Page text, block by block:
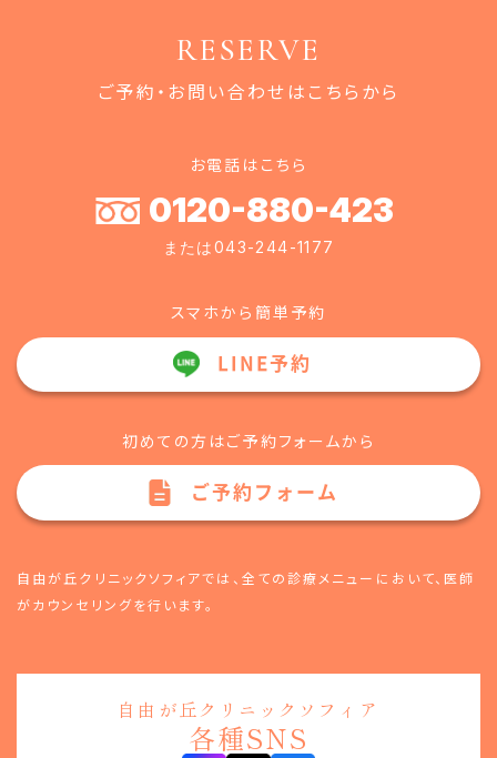
RESERVE
ご予約・お問い合わせはこちらから
お電話はこちら
0120-880-423
または043-244-1177
スマホから簡単予約
LINE予約
初めての方はご予約フォームから
ご予約フォーム
自由が丘クリニックソフィアでは、全ての診療メニューにおいて、 医師
がカウンセリングを行います。
自由が丘クリニックソフィア
各種SNS